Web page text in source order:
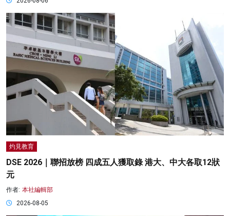
灼見教育
DSE 2026｜聯招放榜 四成五人獲取錄 港大、中大各取12狀
元
作者: 本社編輯部
2026-08-05